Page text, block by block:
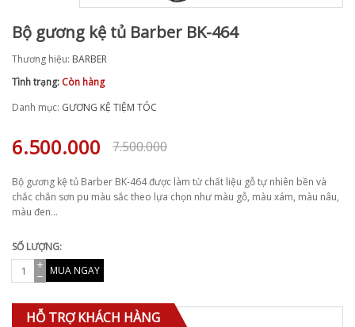
Bộ gương kệ tủ Barber BK-464
Thương hiệu: BARBER
Tình trạng: Còn hàng
Danh mục: GƯƠNG KỆ TIỆM TÓC
7.500.000
6.500.000
Bộ gương kệ tủ Barber BK-464 được làm từ chất liệu gỗ tự nhiên bền và
chắc chắn sơn pu màu sắc theo lựa chọn như màu gỗ, màu xám, màu nâu,
màu đen...
SỐ LƯỢNG:
MUA NGAY
HỖ TRỢ KHÁCH HÀNG